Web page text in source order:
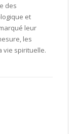
des
et
leur
les
vie spirituelle.